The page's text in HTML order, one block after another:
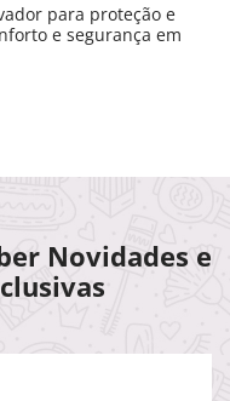
para proteção e
e segurança em
Novidades e